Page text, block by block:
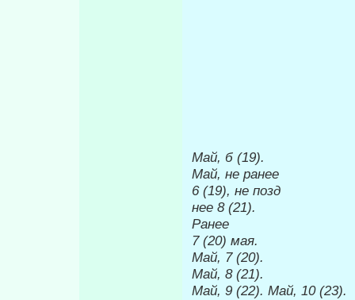
Май, б (19).
Май, не ранее
6 (19), не позд­
нее 8 (21).
Ранее
7 (20) мая.
Май, 7 (20).
Май, 8 (21).
Май, 9 (22). Май, 10 (23).